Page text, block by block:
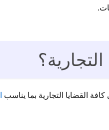
القضايا التجارية بما يناسب